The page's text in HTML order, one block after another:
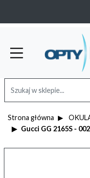
Strona główna
Gucci GG 2165S -